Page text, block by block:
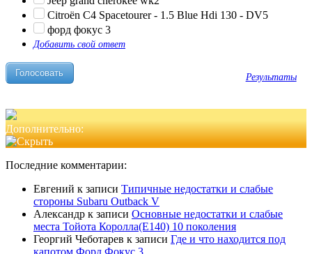
Citroën C4 Spacetourer - 1.5 Blue Hdi 130 - DV5
форд фокус 3
Добавить свой ответ
Результаты
Дополнительно:
Последние комментарии:
Евгений к записи Типичные недостатки и слабые
стороны Subaru Outback V
Александр к записи Основные недостатки и слабые
места Тойота Королла(Е140) 10 поколения
Георгий Чеботарев к записи Где и что находится под